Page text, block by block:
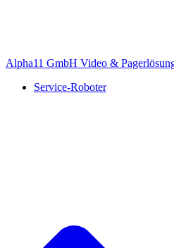
Alpha11 GmbH Video &
Service-Roboter